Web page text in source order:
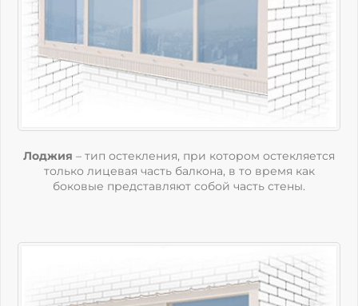
Лоджия – тип остекления, при котором остекляется
только лицевая часть балкона, в то время как
боковые представляют собой часть стены.